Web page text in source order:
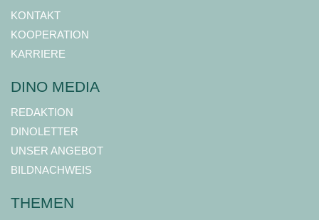
KONTAKT
KOOPERATION
KARRIERE
DINO MEDIA
REDAKTION
DINOLETTER
UNSER ANGEBOT
BILDNACHWEIS
THEMEN